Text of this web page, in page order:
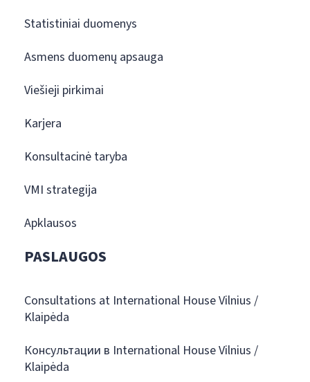
Statistiniai duomenys
Asmens duomenų apsauga
Viešieji pirkimai
Karjera
Konsultacinė taryba
VMI strategija
Apklausos
PASLAUGOS
Consultations at International House Vilnius /
Klaipėda
Консультации в International House Vilnius /
Klaipėda